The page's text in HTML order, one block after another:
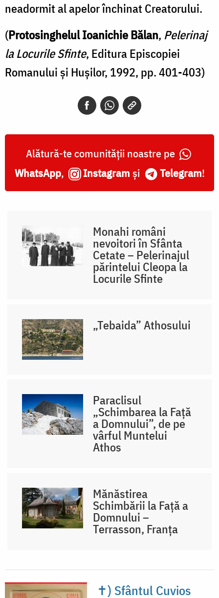
neadormit al apelor închinat Creatorului.
(Protosinghelul Ioanichie Bălan, Pelerinaj
la Locurile Sfinte, Editura Episcopiei
Romanului şi Huşilor, 1992, pp. 401-403)
Alătură-te comunității noastre pe
WhatsApp, Instagram și Telegram!
Monahi români
nevoitori în Sfânta
Cetate – Pelerinajul
părintelui Cleopa la
Locurile Sfinte
„Tebaida” Athosului
Paraclisul
„Schimbarea la Față
a Domnului”, de pe
vârful Muntelui
Athos
Mănăstirea
Schimbării la Față a
Domnului –
Terrasson, Franţa
✝) Sfântul Cuvios